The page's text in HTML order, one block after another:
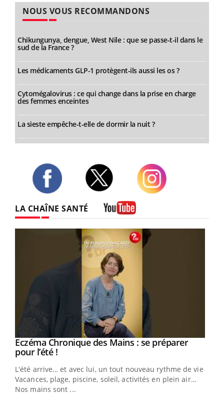
NOUS VOUS RECOMMANDONS
Chikungunya, dengue, West Nile : que se passe-t-il dans le
sud de la France ?
Les médicaments GLP-1 protègent-ils aussi les os ?
Cytomégalovirus : ce qui change dans la prise en charge
des femmes enceintes
La sieste empêche-t-elle de dormir la nuit ?
LA CHAÎNE SANTÉ
Youtube
Eczéma Chronique des Mains : se préparer
pour l’été !Youtube
L'été arrive… et avec lui, un tout nouveau rythme de vie !
Vacances, plage, piscine, soleil, activités en plein air…
Nos mains sont ...